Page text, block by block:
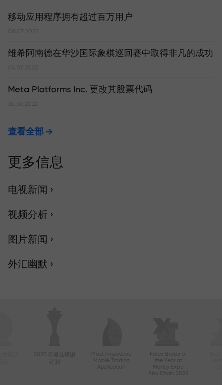
移动应用程序拥有超过百万用户
08.07.2022
维希阿南德在华沙国际象棋巡回赛中取得非凡的成功
Meta Platforms Inc. 更改其股票代码
30.06.2022
查看全部
更多信息
电视新闻 ›
视频分析 ›
图片新闻 ›
外汇幽默 ›
2020 年最佳联盟
Most Innovative
Mobile Trading
Application
Forex Broker of
the Year at
Money Expo
Abu Dhabi 2025